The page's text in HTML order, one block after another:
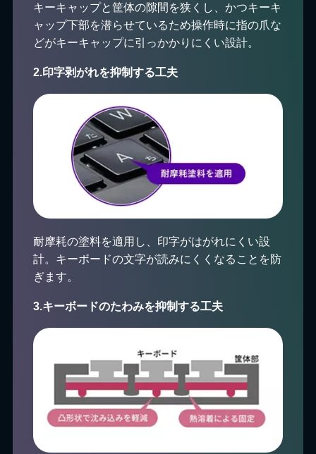
キーキャップと筐体の隙間を狭くし、かつキーキ
ャップ下部を潜らせているため操作時に指の爪な
どがキーキャップに引っかかりにくい設計。
2.印字剥がれを抑制する工夫
耐摩耗の塗料を適用し、印字がはがれにくい設
計。キーボードの文字が読みにくくなることを防
ぎます。
3.キーボードのたわみを抑制する工夫